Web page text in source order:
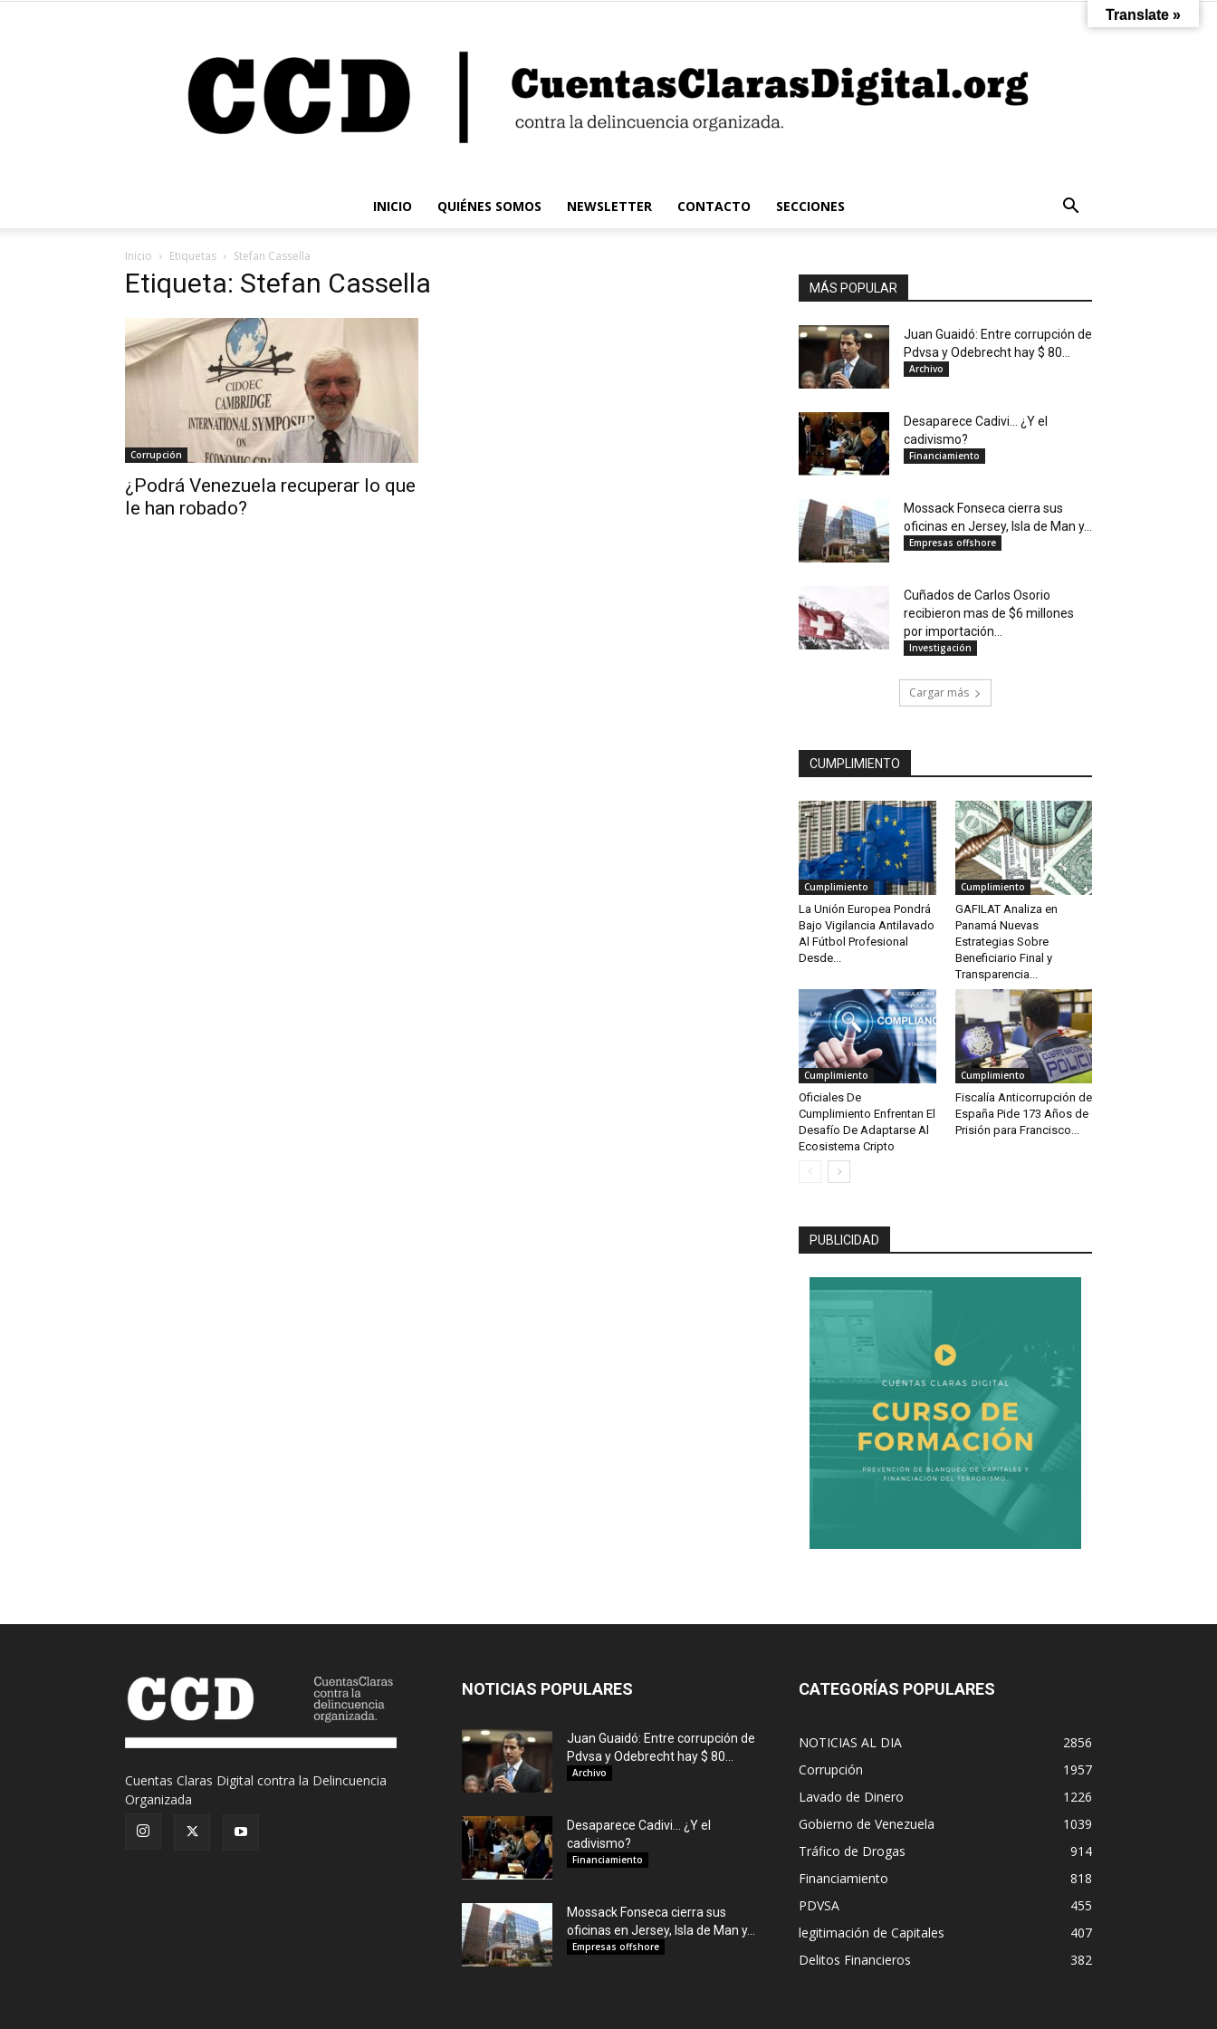
INICIO QUIÉNES SOMOS NEWSLETTER CONTACTO SECCIONES
Inicio Etiquetas Stefan Cassella
Etiqueta: Stefan Cassella
Corrupción
¿Podrá Venezuela recuperar lo que
le han robado?
MÁS POPULAR
Juan Guaidó: Entre corrupción de
Pdvsa y Odebrecht hay $ 80...
Archivo
Desaparece Cadivi… ¿Y el
cadivismo?
Financiamiento
Mossack Fonseca cierra sus
oficinas en Jersey, Isla de Man y...
Empresas offshore
Cuñados de Carlos Osorio
recibieron mas de $6 millones
por importación...
Investigación
Cargar más
CUMPLIMIENTO
Cumplimiento
La Unión Europea Pondrá
Bajo Vigilancia Antilavado
Al Fútbol Profesional
Desde...
Cumplimiento
GAFILAT Analiza en
Panamá Nuevas
Estrategias Sobre
Beneficiario Final y
Transparencia...
Cumplimiento
Oficiales De
Cumplimiento Enfrentan El
Desafío De Adaptarse Al
Ecosistema Cripto
Cumplimiento
Fiscalía Anticorrupción de
España Pide 173 Años de
Prisión para Francisco...
PUBLICIDAD
Cuentas Claras Digital contra la Delincuencia
Organizada
NOTICIAS POPULARES
Juan Guaidó: Entre corrupción de
Pdvsa y Odebrecht hay $ 80...
Archivo
Desaparece Cadivi… ¿Y el
cadivismo?
Financiamiento
Mossack Fonseca cierra sus
oficinas en Jersey, Isla de Man y...
Empresas offshore
CATEGORÍAS POPULARES
NOTICIAS AL DIA
2856
Corrupción
1957
Lavado de Dinero
1226
Gobierno de Venezuela
1039
Tráfico de Drogas
914
Financiamiento
818
PDVSA
455
legitimación de Capitales
407
Delitos Financieros
382
Translate »